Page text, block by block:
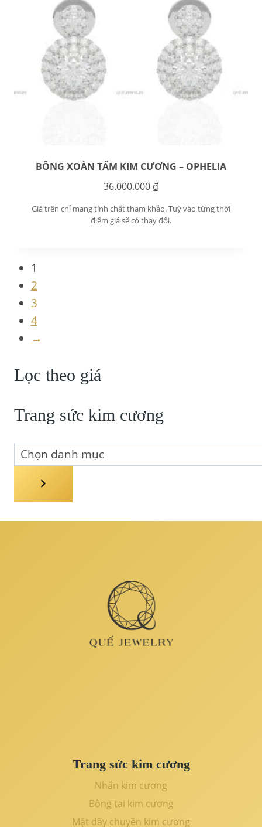
BÔNG XOÀN TẤM KIM CƯƠNG – OPHELIA
36.000.000 ₫
Giá trên chỉ mang tính chất tham khảo. Tuỳ vào từng thời
điểm giá sẽ có thay đổi.
1
2
3
4
→
Lọc theo giá
Trang sức kim cương
Chọn
danh
Trang sức kim cương
Nhẫn kim cương
Bông tai kim cương
Mặt dây chuyền kim cương